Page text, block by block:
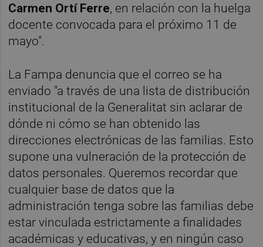
Carmen Ortí Ferre, en relación con la huelga
docente convocada para el próximo 11 de
mayo".
La Fampa denuncia que el correo se ha
enviado "a través de una lista de distribución
institucional de la Generalitat sin aclarar de
dónde ni cómo se han obtenido las
direcciones electrónicas de las familias. Esto
supone una vulneración de la protección de
datos personales. Queremos recordar que
cualquier base de datos que la
administración tenga sobre las familias debe
estar vinculada estrictamente a finalidades
académicas y educativas, y en ningún caso